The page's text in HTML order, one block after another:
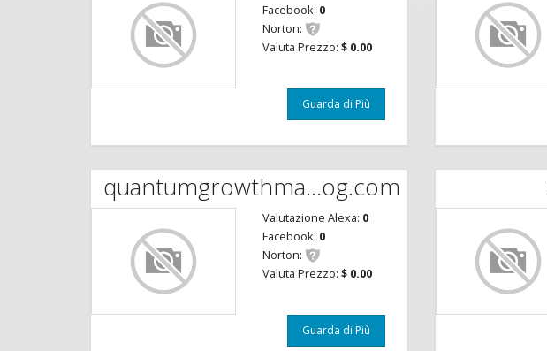
Facebook: 0
Norton:
Valuta Prezzo: $ 0.00
Guarda di Più
quantumgrowthma...og.com
Valutazione Alexa: 0
Facebook: 0
Norton:
Valuta Prezzo: $ 0.00
Guarda di Più